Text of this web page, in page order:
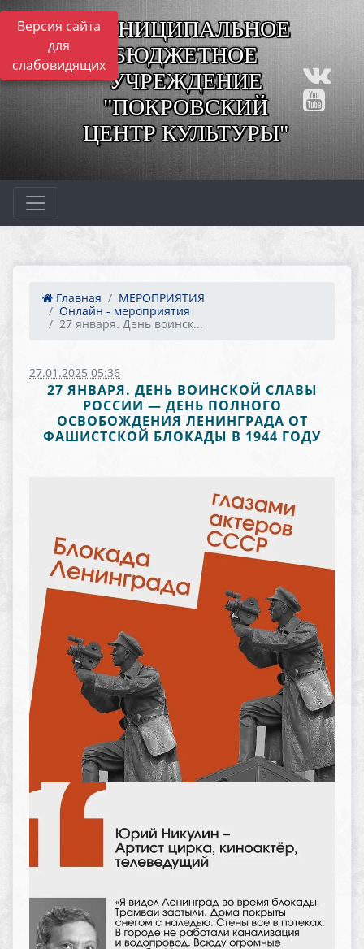
Версия сайта
для
слабовидящих
МУНИЦИПАЛЬНОЕ
БЮДЖЕТНОЕ
УЧРЕЖДЕНИЕ
"ПОКРОВСКИЙ
ЦЕНТР КУЛЬТУРЫ"
Главная
МЕРОПРИЯТИЯ
Онлайн - мероприятия
27 января. День воинск...
27.01.2025 05:36
27 ЯНВАРЯ. ДЕНЬ ВОИНСКОЙ СЛАВЫ
РОССИИ — ДЕНЬ ПОЛНОГО
ОСВОБОЖДЕНИЯ ЛЕНИНГРАДА ОТ
ФАШИСТСКОЙ БЛОКАДЫ В 1944 ГОДУ